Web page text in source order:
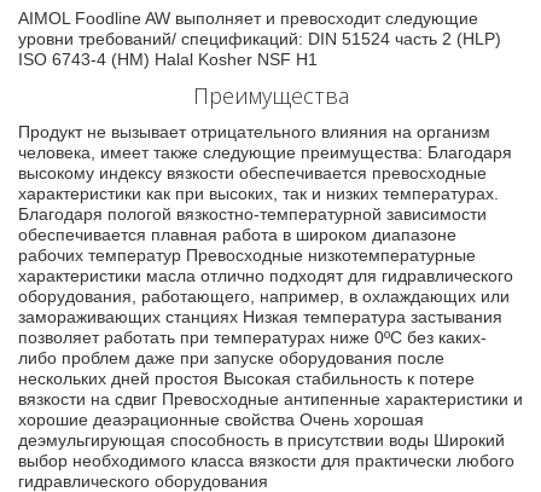
AIMOL Foodline AW выполняет и превосходит следующие
уровни требований/ спецификаций: DIN 51524 часть 2 (HLP)
ISO 6743-4 (HM) Halal Kosher NSF H1
Преимущества
Продукт не вызывает отрицательного влияния на организм
человека, имеет также следующие преимущества: Благодаря
высокому индексу вязкости обеспечивается превосходные
характеристики как при высоких, так и низких температурах.
Благодаря пологой вязкостно-температурной зависимости
обеспечивается плавная работа в широком диапазоне
рабочих температур Превосходные низкотемпературные
характеристики масла отлично подходят для гидравлического
оборудования, работающего, например, в охлаждающих или
замораживающих станциях Низкая температура застывания
позволяет работать при температурах ниже 0ºC без каких-
либо проблем даже при запуске оборудования после
нескольких дней простоя Высокая стабильность к потере
вязкости на сдвиг Превосходные антипенные характеристики и
хорошие деаэрационные свойства Очень хорошая
деэмульгирующая способность в присутствии воды Широкий
выбор необходимого класса вязкости для практически любого
гидравлического оборудования